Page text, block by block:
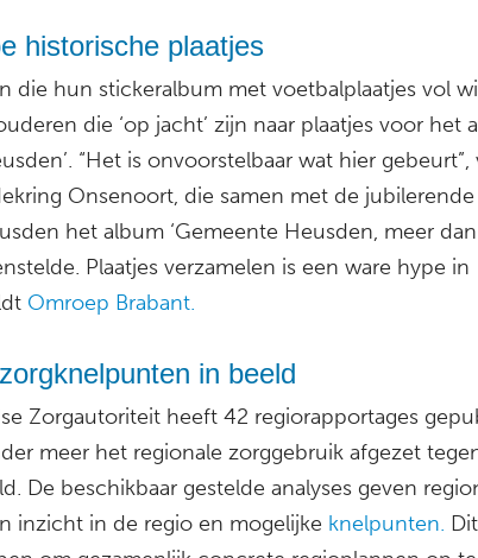
historische plaatjes
die hun stickeralbum met voetbalplaatjes vol
die ‘op jacht’ zijn naar plaatjes voor het
“Het is onvoorstelbaar wat hier
Onsenoort, die samen met de jubilerende
het album ‘Gemeente Heusden, meer
Plaatjes verzamelen is een ware hype in
Omroep Brabant.
in beeld
Zorgautoriteit heeft 42 regiorapportages
meer het regionale zorggebruik afgezet
De beschikbaar gestelde analyses geven
inzicht in de regio en mogelijke knelpunten.